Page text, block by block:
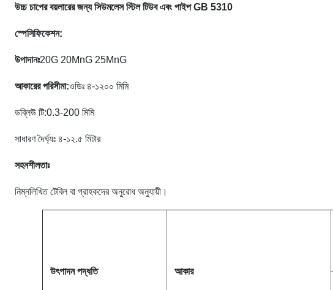
উচ্চ চাপের বয়লারের জন্য সিউমলেস স্টিল টিউব এবং পাইপ GB 5310
স্পেসিফিকেশন:
উপাদানঃ20G 20MnG 25MnG
আকারের পরিসীমা:ওডিঃ ৪-১২০০ মিমি
ডব্লিউ টি:0.3-200 মিমি
সাধারণ দৈর্ঘ্যঃ ৪-১২.৫ মিটার
সহনশীলতাঃ
নিম্নলিখিত টেবিল বা গ্রাহকদের অনুরোধ অনুযায়ী।
উৎপাদন পদ্ধতি আকার